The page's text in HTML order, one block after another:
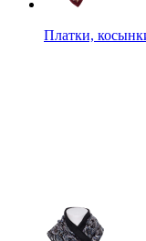
Платки,